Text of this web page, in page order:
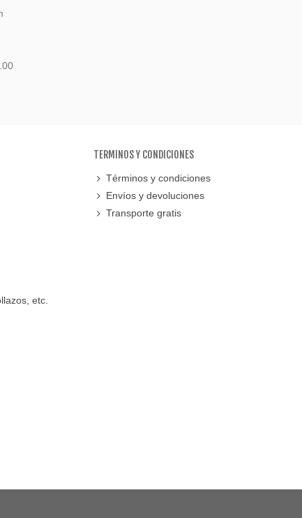
etc.
TERMINOS Y CONDICIONES
Términos y condiciones
Envíos y devoluciones
Transporte gratis